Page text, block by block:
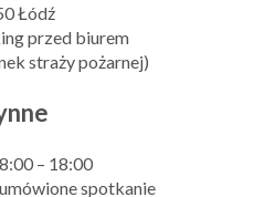
Łódź
przed biurem
straży pożarnej)
– 18:00
spotkanie